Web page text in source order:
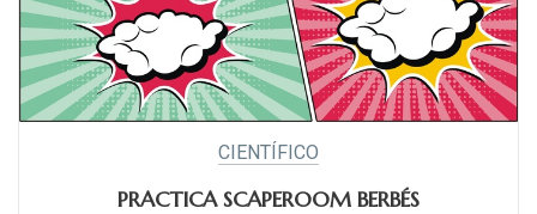
CIENTÍFICO
PRACTICA SCAPEROOM BERBÉS